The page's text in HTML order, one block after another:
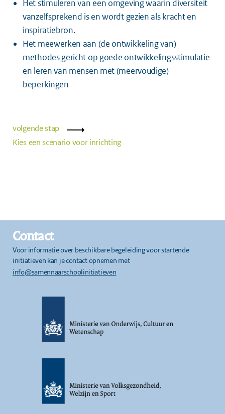
Het stimuleren van een omgeving waarin diversiteit
vanzelfsprekend is en wordt gezien als kracht en
inspiratiebron.
Het meewerken aan (de ontwikkeling van)
methodes gericht op goede ontwikkelingsstimulatie
en leren van mensen met (meervoudige)
beperkingen
volgende stap
Kies een scenario voor inrichting
Contact
Voor informatie over beschikbare begeleiding voor startende
initiatieven kan je contact opnemen met
info@samennaarschoolinitiatieven